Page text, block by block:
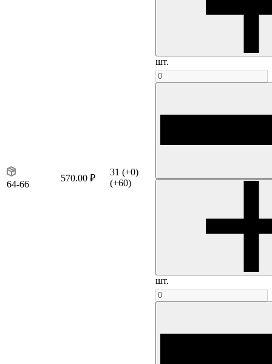
шт.
64-66
570.00 ₽
31 (+0)
(+60)
шт.